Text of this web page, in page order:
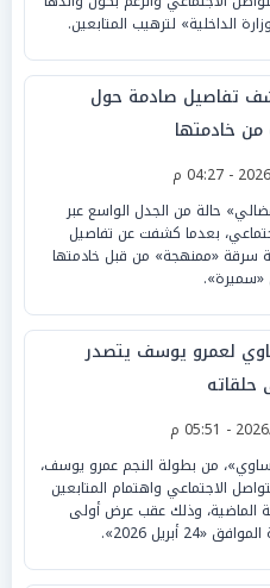
الداخلية» لترهيب المتابعين.
تفاصيل صادمة حول
خادمتها
حالة من الجدل الواسع عبر
بعدما كشفت عن تفاصيل
سرقة «ممنهجة» من قبل خادمتها
«سميرة».
لعمرو يوسف يتصدر
حلقاته
من بطولة النجم عمرو يوسف،
الاجتماعي واهتمام المتابعين
الماضية، وذلك عقب عرض أولى
أبريل 2026».